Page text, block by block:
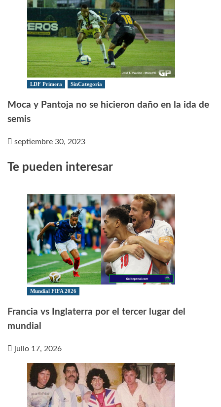
LDF Primera SinCategoria
Moca y Pantoja no se hicieron daño en la ida de
semis
septiembre 30, 2023
Te pueden interesar
Mundial FIFA 2026
Francia vs Inglaterra por el tercer lugar del
mundial
julio 17, 2026